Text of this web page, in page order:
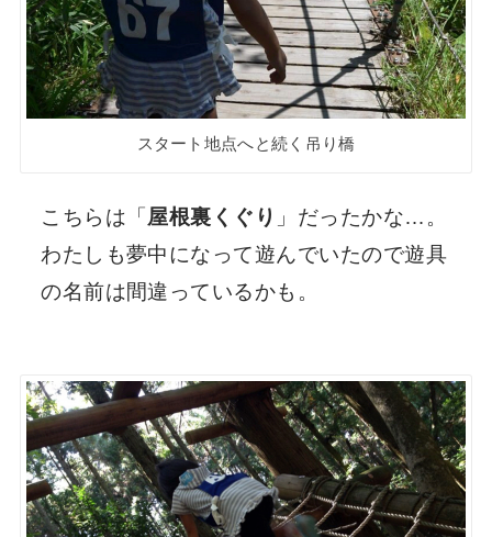
スタート地点へと続く吊り橋
こちらは「 屋根裏くぐり 」だったかな…。
わたしも夢中になって遊んでいたので遊具
の名前は間違っているかも。